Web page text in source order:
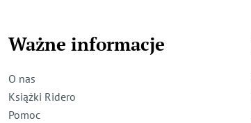
Ważne informacje
O nas
Książki Ridero
Pomoc